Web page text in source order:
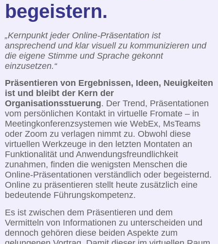
begeistern.
„Kernpunkt jeder Online-Präsentation ist
ansprechend und klar visuell zu kommunizieren und
die eigene Stimme und Sprache gekonnt
einzusetzen.“
Präsentieren von Ergebnissen, Ideen, Neuigkeiten
ist und bleibt der Kern der
Organisationsstuerung. Der Trend, Präsentationen
vom persönlichen Kontakt in virtuelle Fromate – in
Meetingkonferenzsystemen wie WebEx, MsTeams
oder Zoom zu verlagen nimmt zu. Obwohl diese
virtuellen Werkzeuge in den letzten Montaten an
Funktionalität und Anwendungsfreundlichkeit
zunahmen, finden die wenigsten Menschen die
Online-Präsentationen verständlich oder begeisternd.
Online zu präsentieren stellt heute zusätzlich eine
bedeutende Führungskompetenz.
Es ist zwischen dem Präsentieren und dem
Vermitteln von Informationen zu unterscheiden und
dennoch gehören diese beiden Aspekte zum